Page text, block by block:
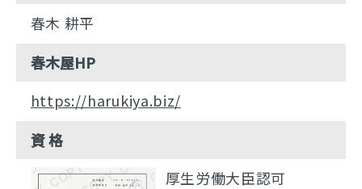
春木 耕平
春木屋HP
https://harukiya.biz/
資 格
厚生労働大臣認可